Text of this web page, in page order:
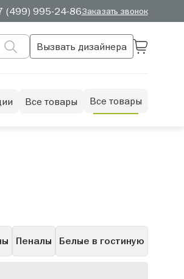
(499) 995-24-86Заказать звонок
Вызвать дизайнера
Все товары Все товары
Пеналы Белые в гостиную